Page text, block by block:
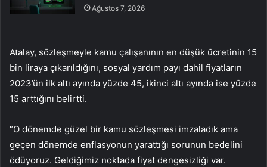
Ağustos 7, 2026
Atalay, sözleşmeyle kamu çalışanının en düşük ücretinin 15
bin liraya çıkarıldığını, sosyal yardım payı dahil fiyatların
2023’ün ilk altı ayında yüzde 45, ikinci altı ayında ise yüzde
15 arttığını belirtti.
“O dönemde güzel bir kamu sözleşmesi imzaladık ama
geçen dönemde enflasyonun yarattığı sorunun bedelini
ödüyoruz. Geldiğimiz noktada fiyat dengesizliği var.